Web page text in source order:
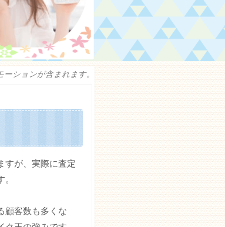
ションが含まれます。
すが、実際に査定
。
顧客数も多くな